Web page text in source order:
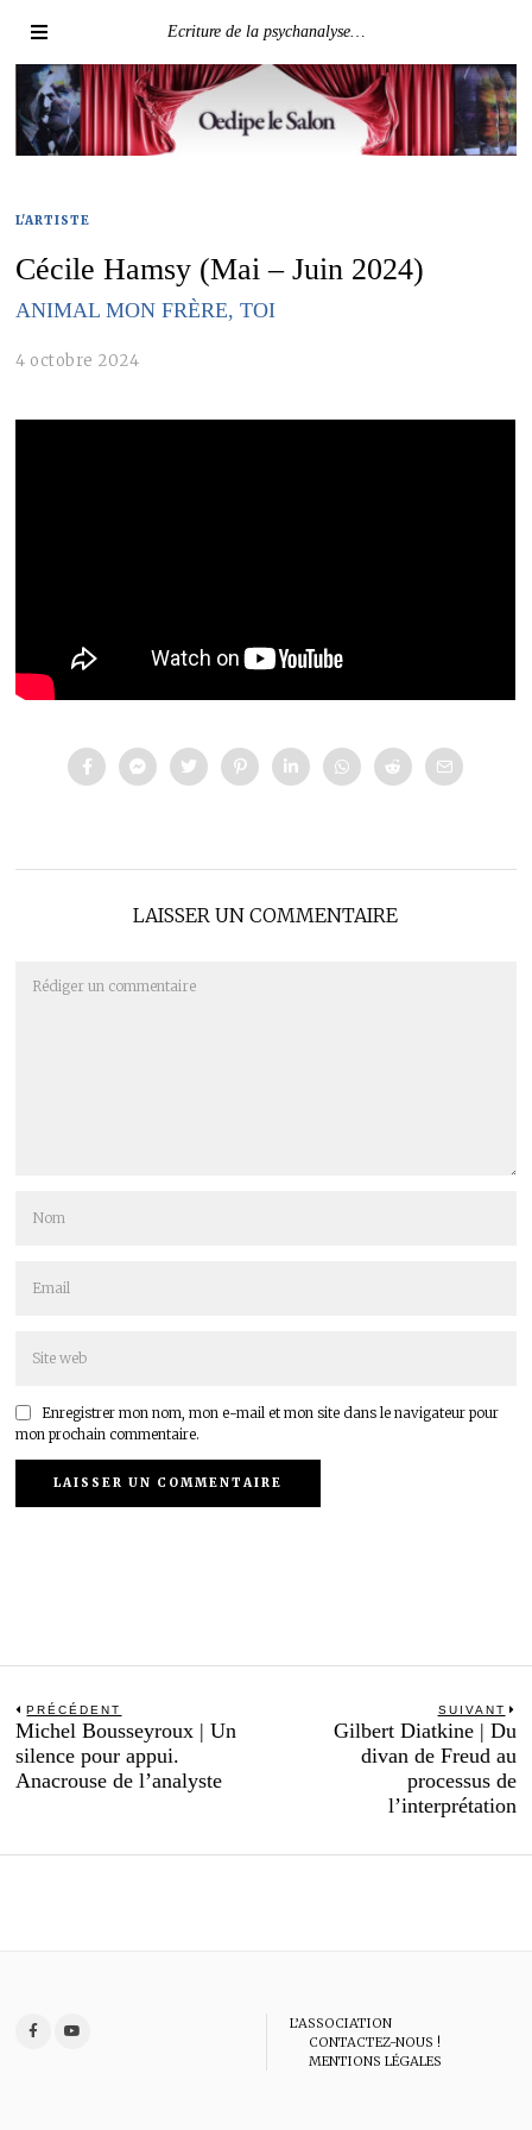
Ecriture de la psychanalyse…
L'ARTISTE
Cécile Hamsy (Mai – Juin 2024)
ANIMAL MON FRÈRE, TOI
4 octobre 2024
LAISSER UN COMMENTAIRE
Enregistrer mon nom, mon e-mail et mon site dans le navigateur pour
mon prochain commentaire.
Navigation
de
l’article
PRÉCÉDENT
Previous
post:
Michel Bousseyroux | Un
silence pour appui.
Anacrouse de l’analyste
SUIVANT
Gilbert Diatkine | Du
divan de Freud au
processus de
l’interprétation
L’ASSOCIATION
CONTACTEZ-NOUS !
MENTIONS LÉGALES